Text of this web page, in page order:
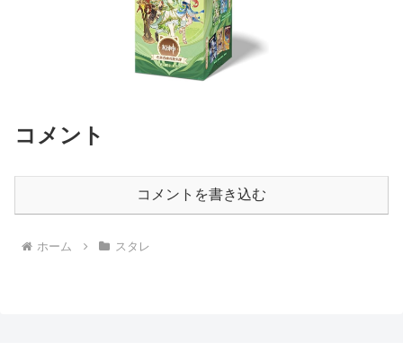
コメント
コメントを書き込む
ホーム スタレ